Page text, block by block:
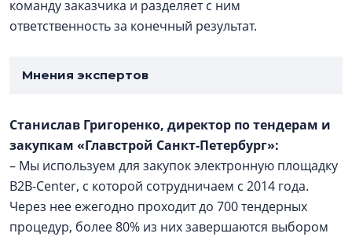
команду заказчика и разделяет с ним
ответственность за конечный результат.
Мнения экспертов
Станислав Григоренко, директор по тендерам и
закупкам «Главстрой Санкт-Петербург»:
– Мы используем для закупок электронную площадку
B2B-Center, с которой сотрудничаем с 2014 года.
Через нее ежегодно проходит до 700 тендерных
процедур, более 80% из них завершаются выбором